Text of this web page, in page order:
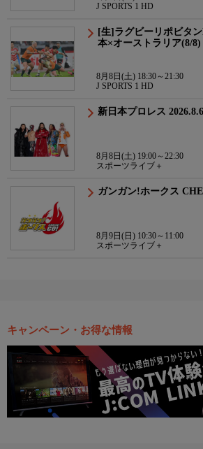
J SPORTS 1 HD
[生]ラグビーリポビタ
本×オーストラリア(8/8)
8月8日(土) 18:30～21:30
J SPORTS 1 HD
新日本プロレス
8月8日(土) 19:00～22:30
スポーツライブ＋
ガンガン!ホークス
8月9日(日) 10:30～11:00
スポーツライブ＋
キャンペーン・お得な情報